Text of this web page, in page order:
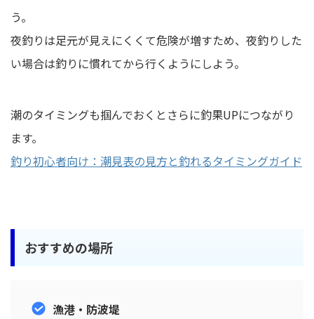
う。
夜釣りは足元が見えにくくて危険が増すため、夜釣りした
い場合は釣りに慣れてから行くようにしよう。
潮のタイミングも掴んでおくとさらに釣果UPにつながり
ます。
釣り初心者向け：潮見表の見方と釣れるタイミングガイド
おすすめの場所
漁港・防波堤